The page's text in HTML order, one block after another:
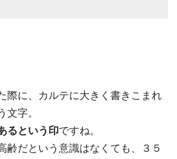
際に、カルテに大きく書きこまれ
文字。
るという印ですね。
齢だという意識はなくても、３５